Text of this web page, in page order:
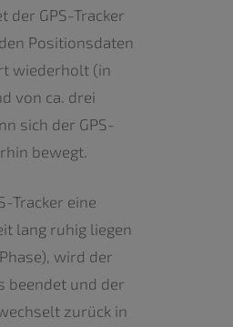
der GPS-Tracker
Positionsdaten
wiederholt (in
von ca. drei
sich der GPS-
bewegt.
Tracker eine
lang ruhig liegen
wird der
beendet und der
zurück in